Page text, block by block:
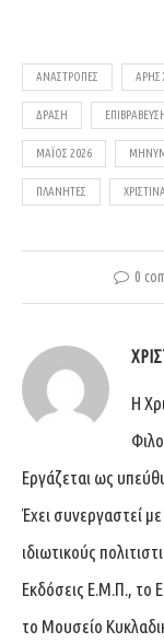
ΑΝΑΣΤΡΟΠΕΣ ΑΡΗΣ
ΔΡΑΣΗ
ΜΑΪΟΣ 2026
ΠΛΑΝΗΤΕΣ
0
Η
Εργάζεται ως
Έχει συνεργαστεί
ιδιωτικούς
Εκδόσεις Ε.Μ.Π., το
το Μουσείο